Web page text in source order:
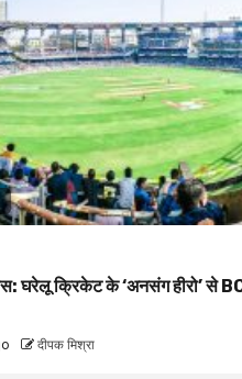
घरेलू क्रिकेट के ‘अनसंग हीरो’ से
दीपक मिश्रा